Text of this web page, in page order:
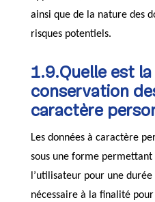
ainsi que de la nature des
risques potentiels.
1.9.Quelle est
conservation
caractère
Les données à caractère
sous une forme permettant
l’utilisateur pour une
nécessaire à la finalité